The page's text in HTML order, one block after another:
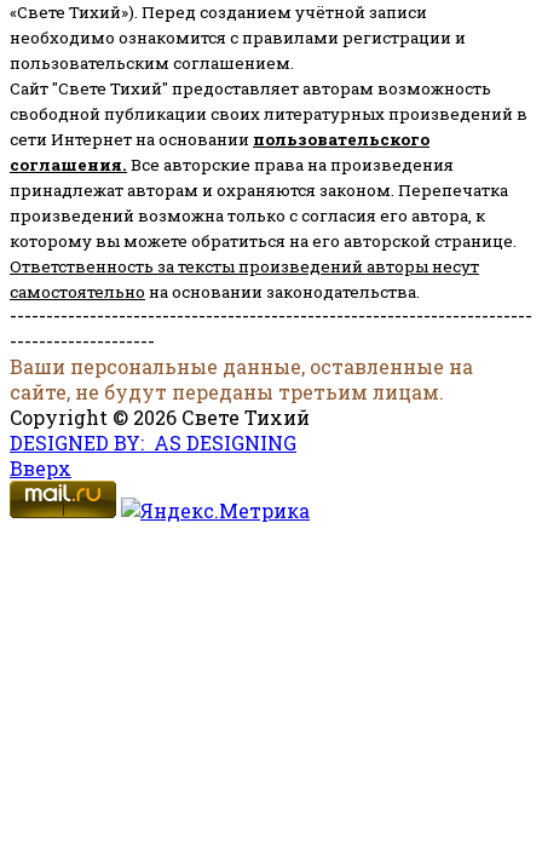
«Свете Тихий»). Перед созданием учётной записи
необходимо ознакомится с правилами регистрации и
пользовательским соглашением.
Сайт "Свете Тихий" предоставляет авторам возможность
свободной публикации своих литературных произведений в
сети Интернет на основании пользовательского
соглашения. Все авторские права на произведения
принадлежат авторам и охраняются законом. Перепечатка
произведений возможна только с согласия его автора, к
которому вы можете обратиться на его авторской странице.
Ответственность за тексты произведений авторы несут
самостоятельно на основании законодательства.
------------------------------------------------------------------------
--------------------
Ваши персональные данные, оставленные на
сайте, не будут переданы третьим лицам.
Copyright © 2026 Свете Тихий
DESIGNED BY: AS DESIGNING
Вверх